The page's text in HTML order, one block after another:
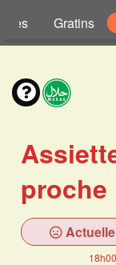
Gratins
proche